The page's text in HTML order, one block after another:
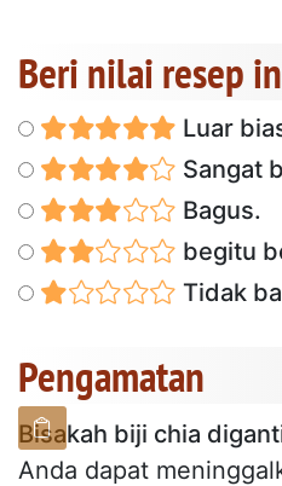
Beri nilai resep
Luar
Sangat
Bagus.
begitu
Tidak
Pengamatan
Bisakah biji chia
Anda dapat